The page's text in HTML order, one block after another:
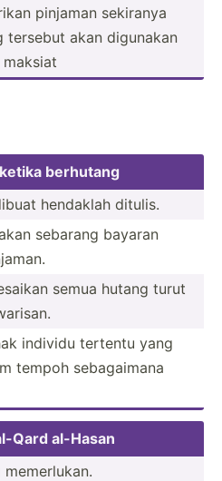
pinjaman sekiranya
tersebut akan digunakan
berhutang
hendaklah ditulis.
sebarang bayaran
semua hutang turut
individu tertentu yang
tempoh sebaga­imana
Qard al-Hasan